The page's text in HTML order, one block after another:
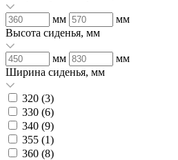
мм
мм
Высота сиденья, мм
мм
мм
Ширина сиденья, мм
320 (3)
330 (6)
340 (9)
355 (1)
360 (8)